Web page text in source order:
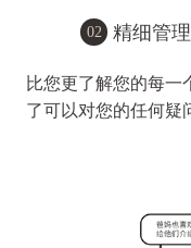
02 精细管
比您更了解您的每一
了可以对您的任何疑